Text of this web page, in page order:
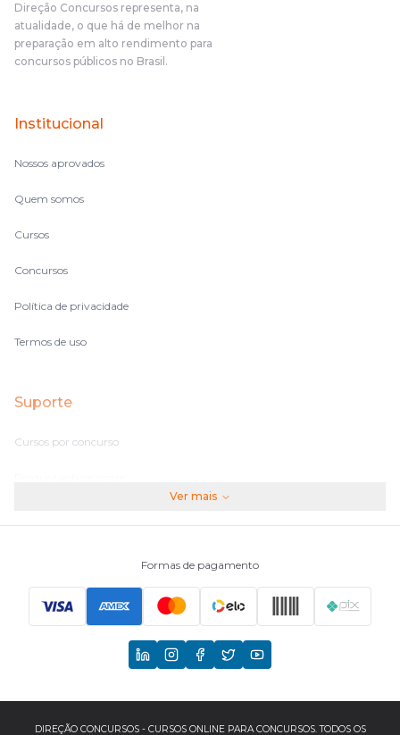
Direção Concursos representa, na
atualidade, o que há de melhor na
preparação em alto rendimento para
concursos públicos no Brasil.
Institucional
Nossos aprovados
Quem somos
Cursos
Concursos
Política de privacidade
Termos de uso
Suporte
Cursos por concurso
Principais Concursos
Ver mais
Formas de pagamento
DIREÇÃO CONCURSOS - CURSOS ONLINE PARA CONCURSOS. TODOS OS